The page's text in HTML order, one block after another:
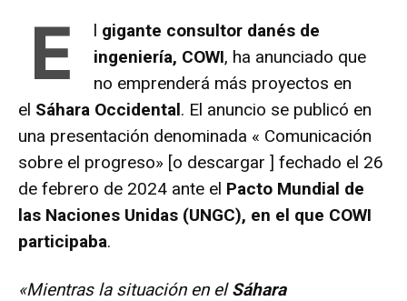
E l gigante consultor danés de
ingeniería, COWI, ha anunciado que
no emprenderá más proyectos en
el Sáhara Occidental. El anuncio se publicó en
una presentación denominada « Comunicación
sobre el progreso» [o descargar ] fechado el 26
de febrero de 2024 ante el Pacto Mundial de
las Naciones Unidas (UNGC), en el que COWI
participaba.
«Mientras la situación en elSáhara